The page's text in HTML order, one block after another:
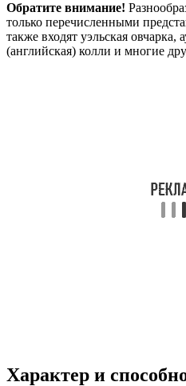
Обратите внимание!
только перечисленными
также входят уэльская овчарка,
(английская) колли и многие
Характер и